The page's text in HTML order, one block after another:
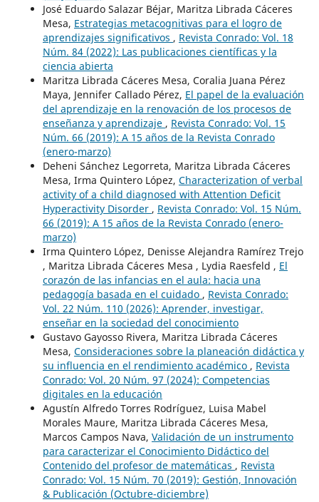
José Eduardo Salazar Béjar, Maritza Librada Cáceres
Mesa, Estrategias metacognitivas para el logro de
aprendizajes significativos , Revista Conrado: Vol. 18
Núm. 84 (2022): Las publicaciones científicas y la
ciencia abierta
Maritza Librada Cáceres Mesa, Coralia Juana Pérez
Maya, Jennifer Callado Pérez, El papel de la evaluación
del aprendizaje en la renovación de los procesos de
enseñanza y aprendizaje , Revista Conrado: Vol. 15
Núm. 66 (2019): A 15 años de la Revista Conrado
(enero-marzo)
Deheni Sánchez Legorreta, Maritza Librada Cáceres
Mesa, Irma Quintero López, Characterization of verbal
activity of a child diagnosed with Attention Deficit
Hyperactivity Disorder , Revista Conrado: Vol. 15 Núm.
66 (2019): A 15 años de la Revista Conrado (enero-
marzo)
Irma Quintero López, Denisse Alejandra Ramírez Trejo
, Maritza Librada Cáceres Mesa , Lydia Raesfeld , El
corazón de las infancias en el aula: hacia una
pedagogía basada en el cuidado , Revista Conrado:
Vol. 22 Núm. 110 (2026): Aprender, investigar,
enseñar en la sociedad del conocimiento
Gustavo Gayosso Rivera, Maritza Librada Cáceres
Mesa, Consideraciones sobre la planeación didáctica y
su influencia en el rendimiento académico , Revista
Conrado: Vol. 20 Núm. 97 (2024): Competencias
digitales en la educación
Agustín Alfredo Torres Rodríguez, Luisa Mabel
Morales Maure, Maritza Librada Cáceres Mesa,
Marcos Campos Nava, Validación de un instrumento
para caracterizar el Conocimiento Didáctico del
Contenido del profesor de matemáticas , Revista
Conrado: Vol. 15 Núm. 70 (2019): Gestión, Innovación
& Publicación (Octubre-diciembre)